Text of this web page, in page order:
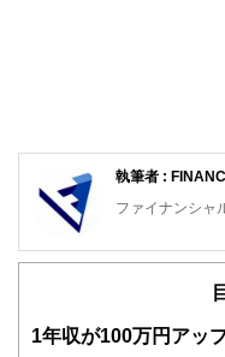
執筆者 :
ファイナンシャ
FinancialField編
知識がない方で
1年収が100万円アッ